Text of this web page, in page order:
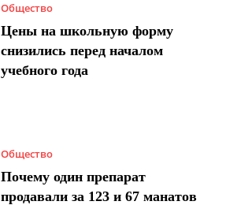
Общество
Цены на школьную форму
снизились перед началом
учебного года
Общество
Почему один препарат
продавали за 123 и 67 манатов